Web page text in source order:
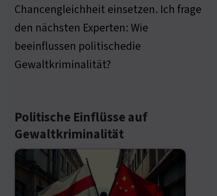
Chancengleichheit einsetzen. Ich frage
den nächsten Experten: Wie
beeinflussen politischedie
Gewaltkriminalität?
Politische Einflüsse auf
Gewaltkriminalität